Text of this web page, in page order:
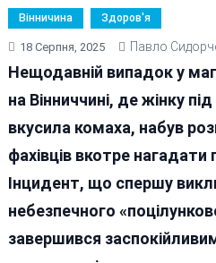
Вінничина Здоров'я
18 Серпня, 2025 Павло
Нещодавній випадок у
на Вінниччині, де жінку
вкусила комаха, набув
фахівців вкотре
Інцидент, що спершу
небезпечного
завершився